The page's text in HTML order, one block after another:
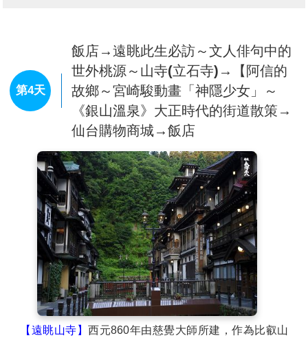
• 山頂線：從樹冰高原站至地藏山頂站（海拔1,661
米），乘車時間約10分鐘。 �
邀您親身體驗在觀景勝地的絕景、高山植物等隨著季節
呈現不同表情的藏王美麗大自然。
※備註：如遇纜車故障、維修、或其他天候因素無法搭
乘時，每人退費2000日幣，敬請見諒。
第4天
飯店→遠眺此生必訪～文人俳句中的
世外桃源～山寺(立石寺)→【阿信的
故鄉～宮崎駿動畫「神隱少女」～
《銀山溫泉》大正時代的街道散策→
仙台購物商城→飯店
【遠眺山寺】 西元860年由慈覺大師所建，作為比叡山